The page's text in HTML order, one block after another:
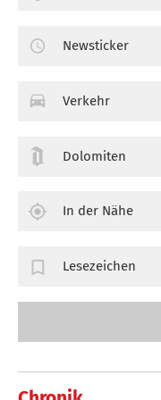
Newsticker
Verkehr
Dolomiten
In der Nähe
Lesezeichen